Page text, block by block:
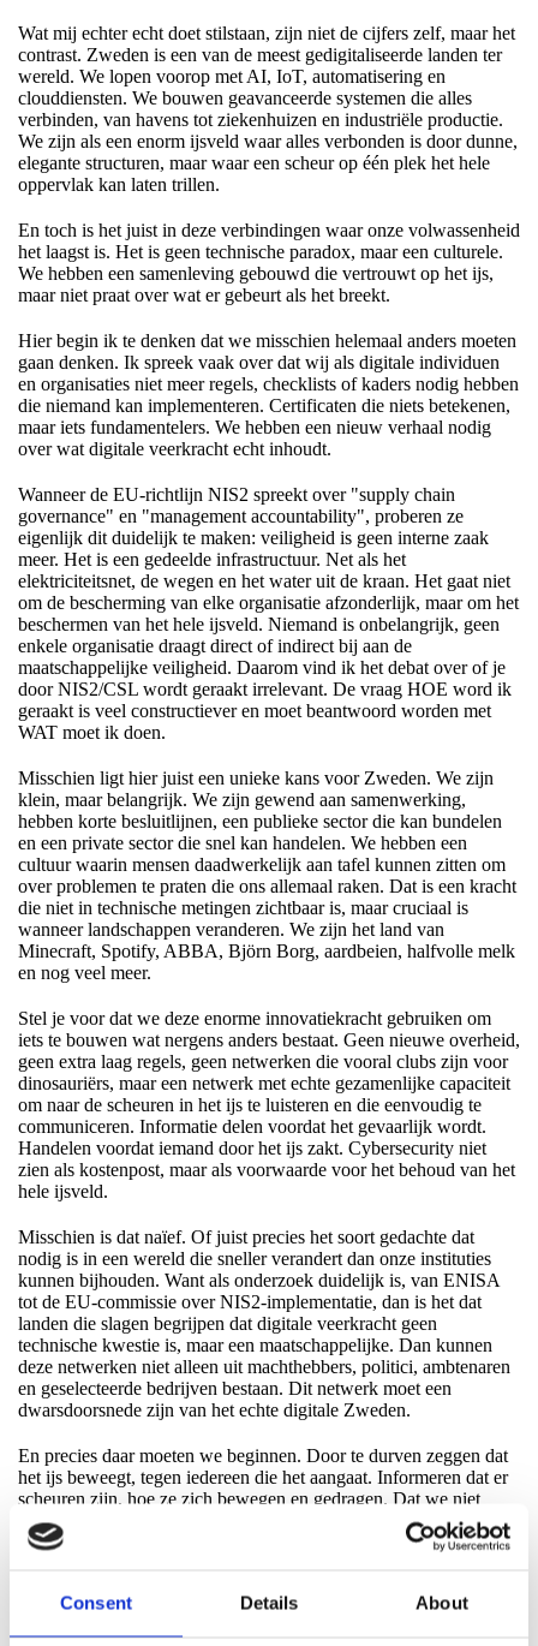
Consent Details About
Wat mij echter echt doet stilstaan, zijn niet de cijfers zelf, maar het
contrast. Zweden is een van de meest gedigitaliseerde landen ter
wereld. We lopen voorop met AI, IoT, automatisering en
clouddiensten. We bouwen geavanceerde systemen die alles
verbinden, van havens tot ziekenhuizen en industriële productie.
We zijn als een enorm ijsveld waar alles verbonden is door dunne,
elegante structuren, maar waar een scheur op één plek het hele
oppervlak kan laten trillen.
En toch is het juist in deze verbindingen waar onze volwassenheid
het laagst is. Het is geen technische paradox, maar een culturele.
We hebben een samenleving gebouwd die vertrouwt op het ijs,
maar niet praat over wat er gebeurt als het breekt.
Hier begin ik te denken dat we misschien helemaal anders moeten
gaan denken. Ik spreek vaak over dat wij als digitale individuen
en organisaties niet meer regels, checklists of kaders nodig hebben
die niemand kan implementeren. Certificaten die niets betekenen,
maar iets fundamentelers. We hebben een nieuw verhaal nodig
over wat digitale veerkracht echt inhoudt.
Wanneer de EU-richtlijn NIS2 spreekt over "supply chain
governance" en "management accountability", proberen ze
eigenlijk dit duidelijk te maken: veiligheid is geen interne zaak
meer. Het is een gedeelde infrastructuur. Net als het
elektriciteitsnet, de wegen en het water uit de kraan. Het gaat niet
om de bescherming van elke organisatie afzonderlijk, maar om het
beschermen van het hele ijsveld. Niemand is onbelangrijk, geen
enkele organisatie draagt direct of indirect bij aan de
maatschappelijke veiligheid. Daarom vind ik het debat over of je
door NIS2/CSL wordt geraakt irrelevant. De vraag HOE word ik
geraakt is veel constructiever en moet beantwoord worden met
WAT moet ik doen.
Misschien ligt hier juist een unieke kans voor Zweden. We zijn
klein, maar belangrijk. We zijn gewend aan samenwerking,
hebben korte besluitlijnen, een publieke sector die kan bundelen
en een private sector die snel kan handelen. We hebben een
cultuur waarin mensen daadwerkelijk aan tafel kunnen zitten om
over problemen te praten die ons allemaal raken. Dat is een kracht
die niet in technische metingen zichtbaar is, maar cruciaal is
wanneer landschappen veranderen. We zijn het land van
Minecraft, Spotify, ABBA, Björn Borg, aardbeien, halfvolle melk
en nog veel meer.
Stel je voor dat we deze enorme innovatiekracht gebruiken om
iets te bouwen wat nergens anders bestaat. Geen nieuwe overheid,
geen extra laag regels, geen netwerken die vooral clubs zijn voor
dinosauriërs, maar een netwerk met echte gezamenlijke capaciteit
om naar de scheuren in het ijs te luisteren en die eenvoudig te
communiceren. Informatie delen voordat het gevaarlijk wordt.
Handelen voordat iemand door het ijs zakt. Cybersecurity niet
zien als kostenpost, maar als voorwaarde voor het behoud van het
hele ijsveld.
Misschien is dat naïef. Of juist precies het soort gedachte dat
nodig is in een wereld die sneller verandert dan onze instituties
kunnen bijhouden. Want als onderzoek duidelijk is, van ENISA
tot de EU-commissie over NIS2-implementatie, dan is het dat
landen die slagen begrijpen dat digitale veerkracht geen
technische kwestie is, maar een maatschappelijke. Dan kunnen
deze netwerken niet alleen uit machthebbers, politici, ambtenaren
en geselecteerde bedrijven bestaan. Dit netwerk moet een
dwarsdoorsnede zijn van het echte digitale Zweden.
En precies daar moeten we beginnen. Door te durven zeggen dat
het ijs beweegt, tegen iedereen die het aangaat. Informeren dat er
scheuren zijn, hoe ze zich bewegen en gedragen. Dat we niet
langer kunnen doen alsof elke organisatie op zichzelf staat of op
zichzelf aangewezen is. We zijn verbonden, met alle goede en
gezamenlijke ervaringen.